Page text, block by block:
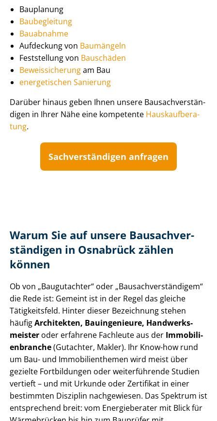
Bauplanung
Baubegleitung
Bauabnahme
Aufdeckung von Baumängeln
Feststellung von Bauschäden
Beweissicherungam Bau
energetischen Sanierung
Darüber hinaus geben Ihnen unsere Bau­sach­ver­stän­
di­gen in Ihrer Nähe eine kompetente Haus­kauf­be­ra­
tung.
Sach­ver­stän­di­gen anfragen
Warum Sie auf unsere Bau­sach­ver­
stän­di­gen in Osnabrück zählen
können
Ob von „Baugutachter“ oder „Bau­sach­ver­stän­di­gem“
die Rede ist: Gemeint ist in der Regel das gleiche
Tätigkeitsfeld. Hinter dieser Bezeichnung stehen
häufigArchitekten, Bauingenieure, Hand­werks­
meis­ter oder erfahrene Fachleute aus der Im­mo­bi­li­
en­bran­che(Gutachter, Makler). Ihr Know-how rund
um Bau- und Im­mo­bi­li­en­the­men wird meist über
gezielte Fortbildungen oder weiterführende Studien
vertieft – und mit Urkunde oder Zertifikat in einer
bestimmten Disziplin nachgewiesen. Das Spektrum ist
entsprechend breit: vom Energieberater mit Blick für